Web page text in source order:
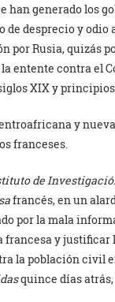
han generado los
desprecio y odio
por Rusia, quizás
contra el
XIX y
y
franceses.
de
francés, en un
por la mala
y justificar
la población civil
quince días